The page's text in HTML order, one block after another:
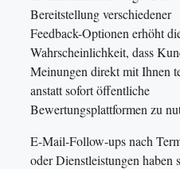
Bereitstellung verschiedener
Feedback-Optionen erhöht
Wahrscheinlichkeit, dass
Meinungen direkt mit Ihnen
anstatt sofort öffentliche
Bewertungsplattformen zu
E-Mail-Follow-ups nach
oder Dienstleistungen haben